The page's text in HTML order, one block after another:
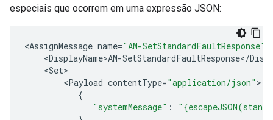
especiais que ocorrem em uma expressão JSON:
<AssignMessage name="AM-SetStandardFaultResponse"
<DisplayName>AM-SetStandardFaultResponse</
<Set>
<Payload contentType="application/json" >
{
"systemMessage" :